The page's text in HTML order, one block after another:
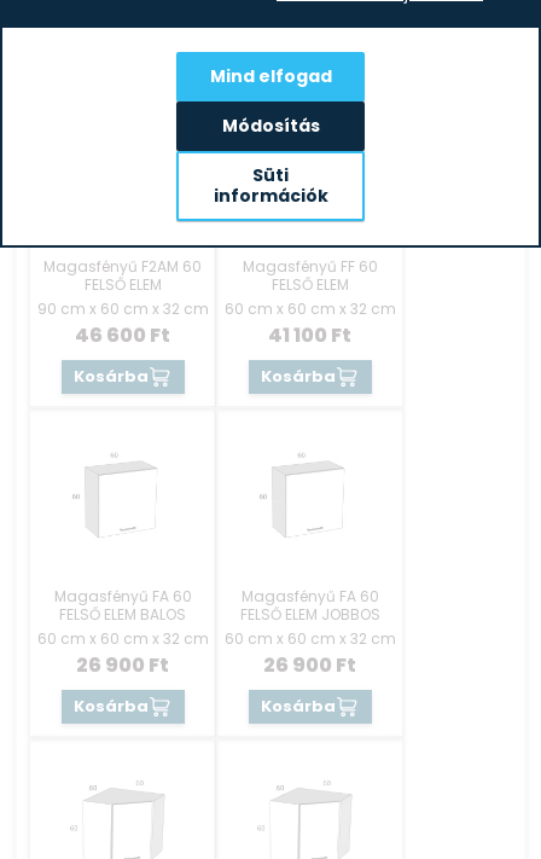
Kosárba
Magasfényű F2AM 60
FELSŐ ELEM
90 cm x 60 cm x 32 cm
46 600 Ft
Kosárba
Magasfényű FF 60
FELSŐ ELEM
60 cm x 60 cm x 32 cm
41 100 Ft
Kosárba
Magasfényű FA 60
FELSŐ ELEM BALOS
60 cm x 60 cm x 32 cm
26 900 Ft
Kosárba
Magasfényű FA 60
FELSŐ ELEM JOBBOS
60 cm x 60 cm x 32 cm
26 900 Ft
Kosárba
Mind elfogad
Módosítás
Süti
információk